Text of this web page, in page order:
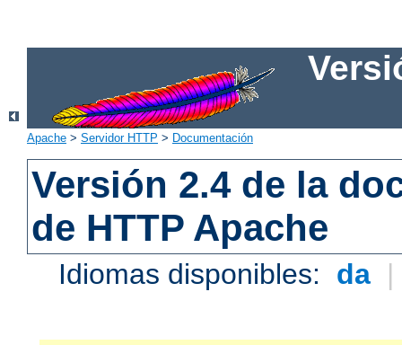
Apache > Servidor HTTP > Documentación
Versión 2.4 de la
de HTTP Apache
Idiomas disponibles: da |